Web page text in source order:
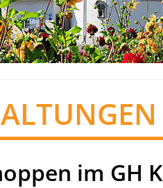
im GH